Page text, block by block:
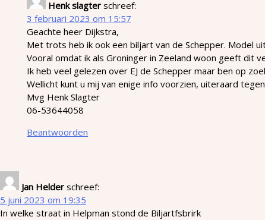
Henk slagter schreef:
3 februari 2023 om 15:57
Geachte heer Dijkstra,
Met trots heb ik ook een biljart van de Schepper. Model
Vooral omdat ik als Groninger in Zeeland woon geeft dit
Ik heb veel gelezen over EJ de Schepper maar ben op
Wellicht kunt u mij van enige info voorzien, uiteraard
Mvg Henk Slagter
06-53644058
Beantwoorden
Jan Helder schreef:
5 juni 2023 om 19:35
In welke straat in Helpman stond de Biljartfsbrirk